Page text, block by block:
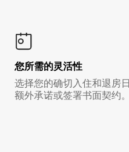
您所需的灵活性
选择您的确切入住和退房
额外承诺或签署书面契约